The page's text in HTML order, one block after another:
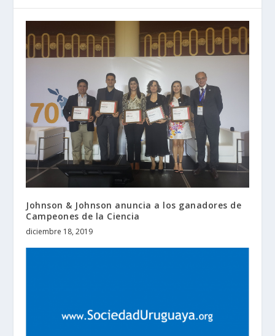
Johnson & Johnson anuncia a los ganadores de
Campeones de la Ciencia
diciembre 18, 2019